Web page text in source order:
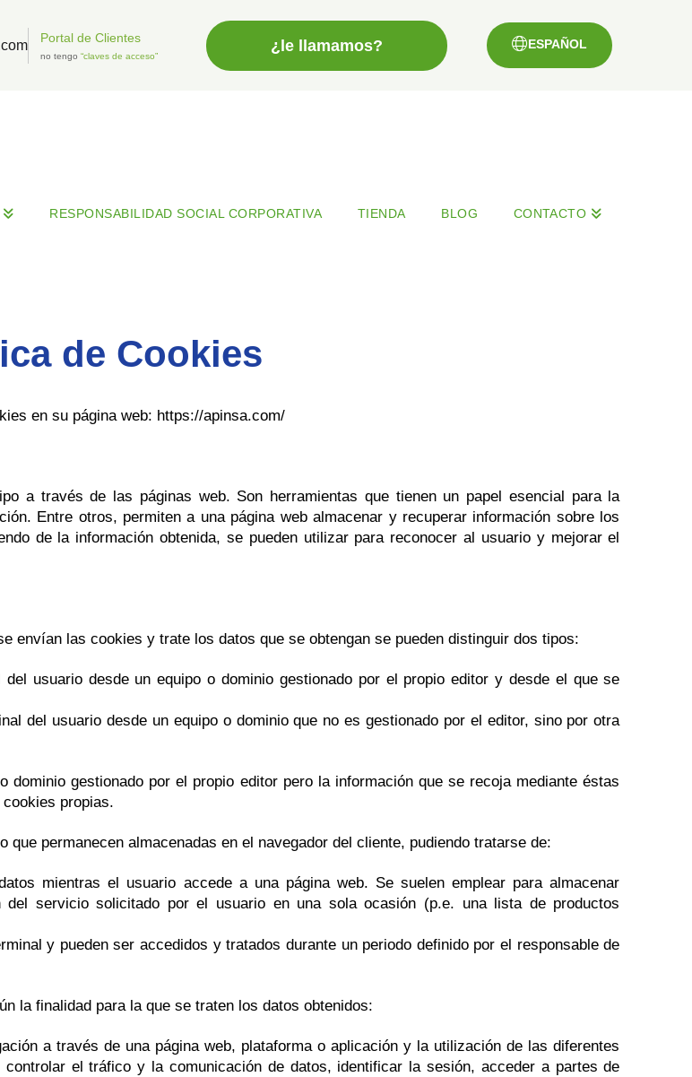
Portal de Clientes
no tengo “claves de acceso”
¿le llamamos? ESPAÑOL
RESPONSABILIDAD SOCIAL CORPORATIVA TIENDA BLOG CONTACTO
de Cookies
en su página web: https://apinsa.com/
a través de las páginas web. Son herramientas que tienen un papel esencial para la
Entre otros, permiten a una página web almacenar y recuperar información sobre los
de la información obtenida, se pueden utilizar para reconocer al usuario y mejorar el
envían las cookies y trate los datos que se obtengan se pueden distinguir dos tipos:
usuario desde un equipo o dominio gestionado por el propio editor y desde el que se
del usuario desde un equipo o dominio que no es gestionado por el editor, sino por otra
gestionado por el propio editor pero la información que se recoja mediante éstas
propias.
permanecen almacenadas en el navegador del cliente, pudiendo tratarse de:
mientras el usuario accede a una página web. Se suelen emplear para almacenar
servicio solicitado por el usuario en una sola ocasión (p.e. una lista de productos
y pueden ser accedidos y tratados durante un periodo definido por el responsable de
la finalidad para la que se traten los datos obtenidos:
a través de una página web, plataforma o aplicación y la utilización de las diferentes
el tráfico y la comunicación de datos, identificar la sesión, acceder a partes de